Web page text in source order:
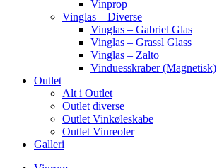
Vinprop
Vinglas – Diverse
Vinglas – Gabriel Glas
Vinglas – Grassl Glass
Vinglas – Zalto
Vinduesskraber (Magnetisk)
Outlet
Alt i Outlet
Outlet diverse
Outlet Vinkøleskabe
Outlet Vinreoler
Galleri